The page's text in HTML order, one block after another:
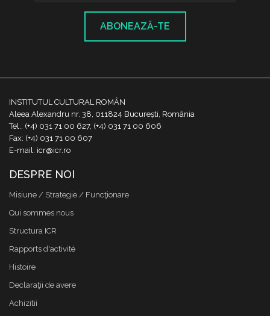
ABONEAZĂ-TE
INSTITUTUL CULTURAL ROMÂN
Aleea Alexandru nr. 38, 011824 București, România
Tel.: (+4) 031 71 00 627, (+4) 031 71 00 606
Fax: (+4) 031 71 00 607
E-mail: icr@icr.ro
DESPRE NOI
Misiune / Strategie / Funcţionare
Qui sommes nous
Structura ICR
Rapports d'activité
Histoire
Declaraţii de avere
Achizitii